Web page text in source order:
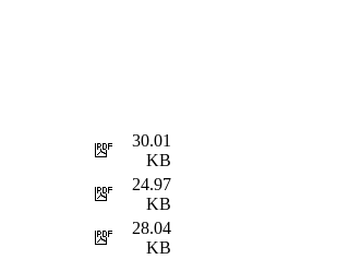
30.01
KB
24.97
KB
28.04
KB